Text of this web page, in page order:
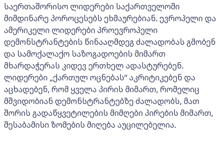
საერთაშორისო ლიდერები საქართველოში
მიმდინარე პოროცესებს ეხმაურებიან. ევროპელი და
ამერიკელი ლიდერები პროევროპელი
დემონსტრანტების წინააღმდეგ ძალადობას გმობენ
და სამოქალაქო საზოგადოების მიმართ
მხარდაჭერას კიდევ ერთხელ ადასტურებენ.
ლიდერები „ქართულ ოცნებას“ აკრიტიკებენ და
აცხადებენ, რომ ყველა პირის მიმართ, რომელიც
მშვიდობიან დემონსტრანტებზე ძალადობს, მათ
შორის გადაწყვეტილების მიმღები პირების მიმართ,
შესაბამისი ზომების მიღება აუცილებელია.